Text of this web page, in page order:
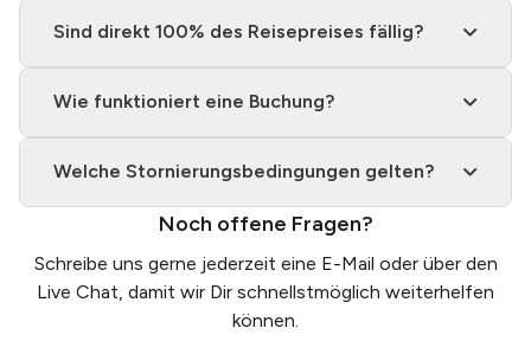
Sind direkt 100% des Reisepreises fällig?
Wie funktioniert eine Buchung?
Welche Stornierungsbedingungen gelten?
Noch offene Fragen?
Schreibe uns gerne jederzeit eine E-Mail oder über den
Live Chat, damit wir Dir schnellstmöglich weiterhelfen
können.